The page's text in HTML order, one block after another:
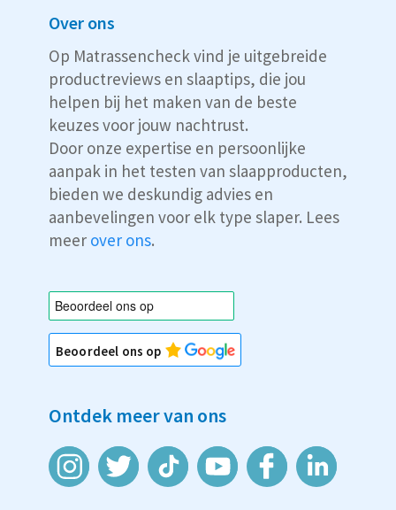
Over ons
Op Matrassencheck vind je uitgebreide
productreviews en slaaptips, die jou
helpen bij het maken van de beste
keuzes voor jouw nachtrust.
Door onze expertise en persoonlijke
aanpak in het testen van slaapproducten,
bieden we deskundig advies en
aanbevelingen voor elk type slaper. Lees
meer over ons.
Beoordeel ons op
Ontdek meer van ons